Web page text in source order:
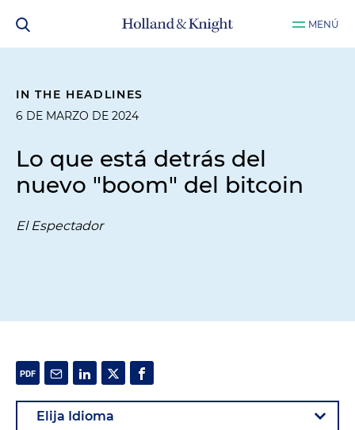
MENÚ
IN THE HEADLINES
6 DE MARZO DE 2024
Lo que está detrás del
nuevo "boom" del bitcoin
El Espectador